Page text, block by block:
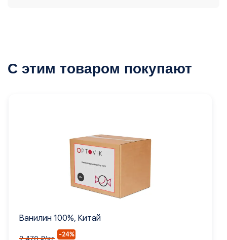
С этим товаром покупают
Ванилин 100%, Китай
-24%